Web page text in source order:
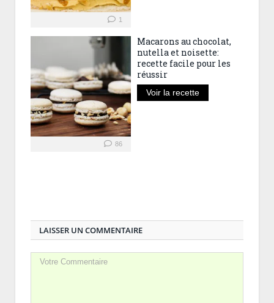
1
86
Macarons au chocolat,
nutella et noisette:
recette facile pour les
réussir
Voir la recette
LAISSER UN COMMENTAIRE